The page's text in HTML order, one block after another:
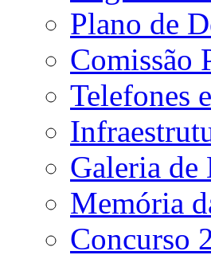
Plano de
Comissão
Telefones
Galeria de
Memória
Concurso